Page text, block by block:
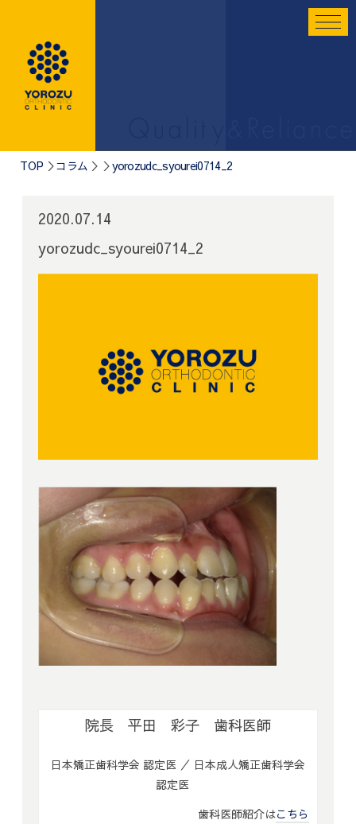
TOP コラム yorozudc_syourei0714_2
2020.07.14
yorozudc_syourei0714_2
院長 平田 彩子 歯科医師
日本矯正歯科学会 認定医 ／ 日本成人矯正歯科学会
認定医
歯科医師紹介はこちら